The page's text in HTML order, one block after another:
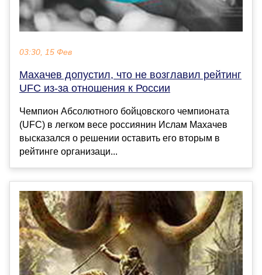
03:30, 15 Фев
Махачев допустил, что не возглавил рейтинг
UFC из-за отношения к России
Чемпион Абсолютного бойцовского чемпионата
(UFC) в легком весе россиянин Ислам Махачев
высказался о решении оставить его вторым в
рейтинге организаци...